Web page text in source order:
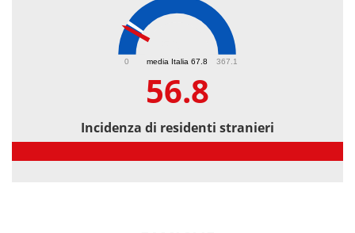
media Italia 67.8
0 367.1
56.8
Incidenza di residenti stranieri